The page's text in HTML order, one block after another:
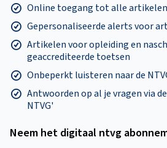
Online toegang tot alle artikelen
Gepersonaliseerde alerts voor
Artikelen voor opleiding en
geaccrediteerde toetsen
Onbeperkt luisteren naar de
Antwoorden op al je vragen via
NTVG'
Neem het digitaal ntvg